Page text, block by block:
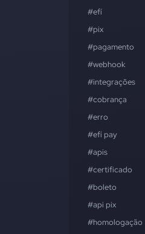
#efí
#pix
#pagamento
#webhook
#integrações
#cobrança
#erro
#efí pay
#apis
#certificado
#boleto
#api pix
#homologação